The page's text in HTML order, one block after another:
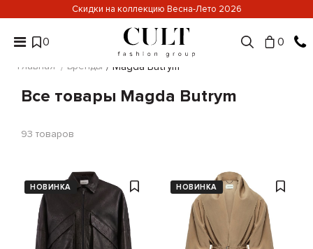
Скидки на коллекцию Весна-Лето 2026
0 0
Главная Бренды Magda Butrym
Все товары Magda Butrym
93 товаров
НОВИНКА НОВИНКА